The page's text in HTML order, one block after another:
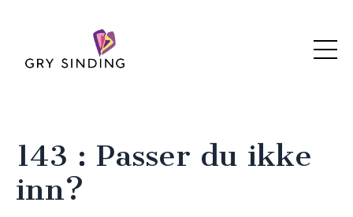
143 : Passer du ikke
inn?